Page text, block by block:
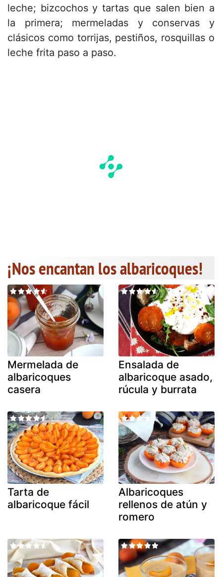
leche; bizcochos y tartas que salen bien a
la primera; mermeladas y conservas y
clásicos como torrijas, pestiños, rosquillas o
leche frita paso a paso.
¡Nos encantan los albaricoques!
Mermelada de
albaricoques
casera
Ensalada de
albaricoque asado,
rúcula y burrata
Tarta de
albaricoque fácil
Albaricoques
rellenos de atún y
romero